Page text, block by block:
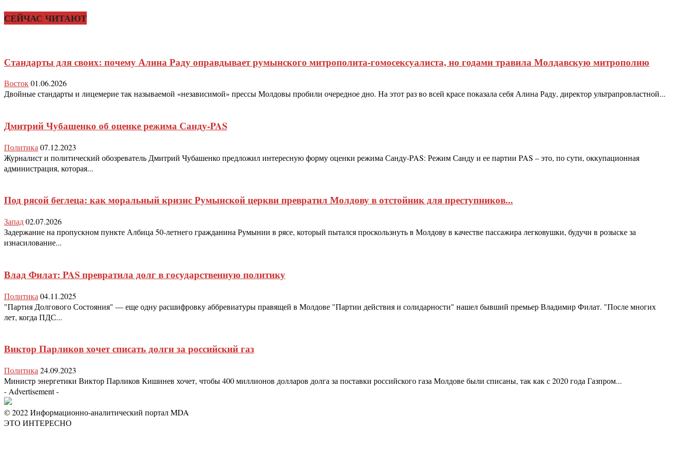
СЕЙЧАС ЧИТАЮТ
Стандарты для своих: почему Алина Раду оправдывает румынского митрополита-гомосексуалиста, но годами травила Молдавскую митрополию
Восток01.06.2026
Двойные стандарты и лицемерие так называемой «независимой» прессы Молдовы пробили очередное дно. На этот раз во всей красе показала себя Алина Раду, директор ультрапровластной...
Дмитрий Чубашенко об оценке режима Санду-PAS
Политика 07.12.2023
Журналист и политический обозреватель Дмитрий Чубашенко предложил интересную форму оценки режима Санду-PAS: Режим Санду и ее партии PAS – это, по сути, оккупационная
администрация, которая...
Под рясой беглеца: как моральный кризис Румынской церкви превратил Молдову в отстойник для преступников...
Запад02.07.2026
Задержание на пропускном пункте Албица 50-летнего гражданина Румынии в рясе, который пытался проскользнуть в Молдову в качестве пассажира легковушки, будучи в розыске за
изнасилование...
Влад Филат: PAS превратила долг в государственную политику
Политика 04.11.2025
"Партия Долгового Состояния" — еще одну расшифровку аббревиатуры правящей в Молдове "Партии действия и солидарности" нашел бывший премьер Владимир Филат. "После многих
лет, когда ПДС...
Виктор Парликов хочет списать долги за российский газ
Политика 24.09.2023
Министр энергетики Виктор Парликов Кишинев хочет, чтобы 400 миллионов долларов долга за поставки российского газа Молдове были списаны, так как с 2020 года Газпром...
- Advertisement -
© 2022 Информационно-аналитический портал MDA
ЭТО ИНТЕРЕСНО